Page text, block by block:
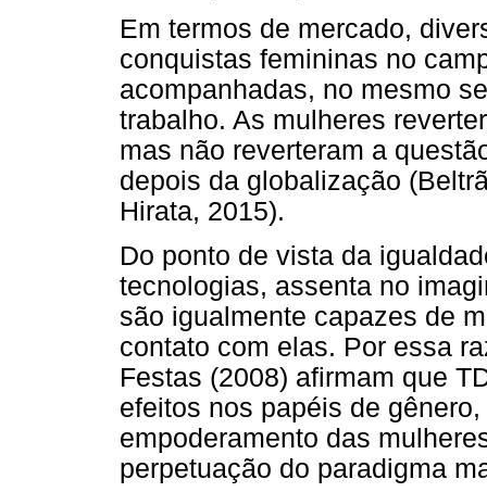
Em termos de mercado,
conquistas femininas no
acompanhadas, no mesmo
trabalho. As mulheres
mas não reverteram a
depois da globalização
Hirata, 2015).
Do ponto de vista da
tecnologias, assenta no
são igualmente capazes de
contato com elas. Por essa
Festas (2008) afirmam que
efeitos nos papéis de
empoderamento das
perpetuação do paradigma